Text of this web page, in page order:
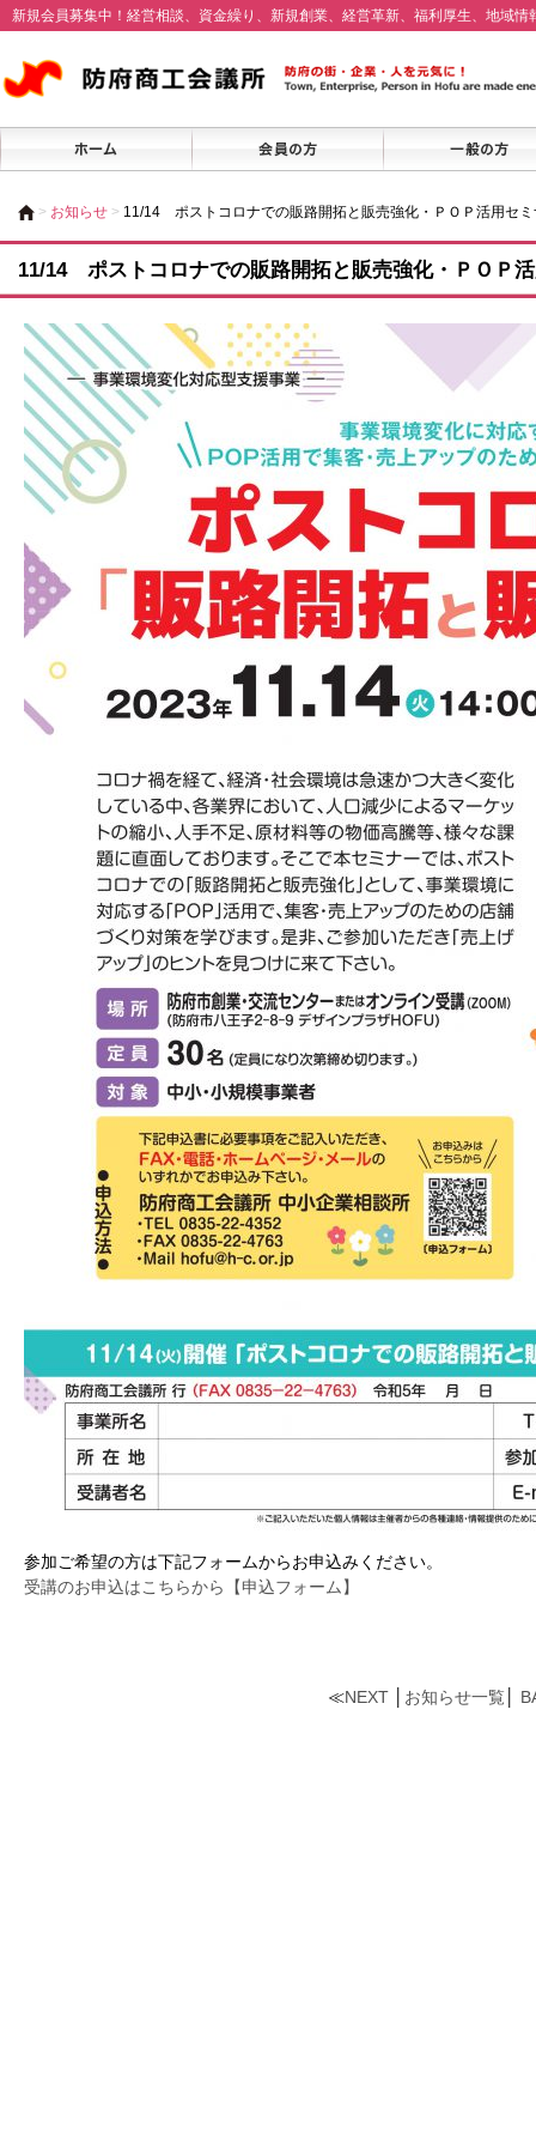
新規会員募集中！経営相談、資金繰り、新規創業、経営革新、福利厚生、地域
> お知らせ > 11/14 ポストコロナでの販路開拓と販売強化・ＰＯＰ活用セ
11/14 ポストコロナでの販路開拓と販売強化・ＰＯＰ
参加ご希望の方は下記フォームからお申込みください。
受講のお申込はこちらから【申込フォーム】
≪NEXT お知らせ一覧